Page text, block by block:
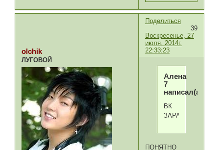
Поделиться
39
Воскресенье, 27
июля, 2014г.
22:33:23
olchik
ЛУГОВОЙ
Алена
7
написал(а):
ВК
ЗАРАБОТАЛ
ПОНЯТНО